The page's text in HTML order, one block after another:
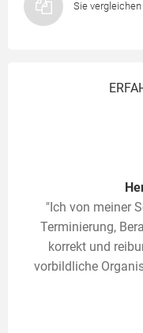
Sie
"Ich von meiner
Terminierung,
korrekt und
vorbildliche